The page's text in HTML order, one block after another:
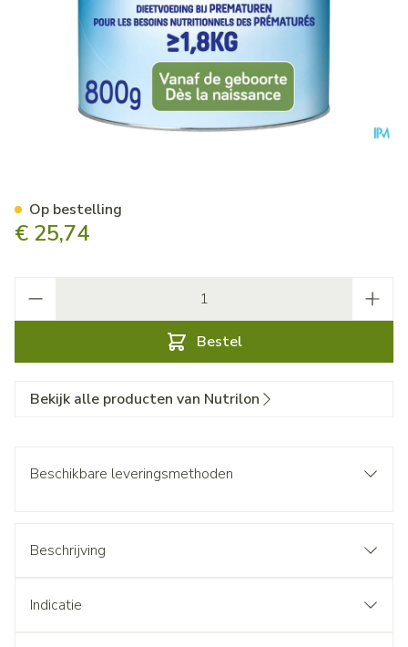
€ 25,74
Bestel
Op bestelling
Bekijk alle producten van Nutrilon
Beschikbare leveringsmethoden
Beschrijving
Indicatie